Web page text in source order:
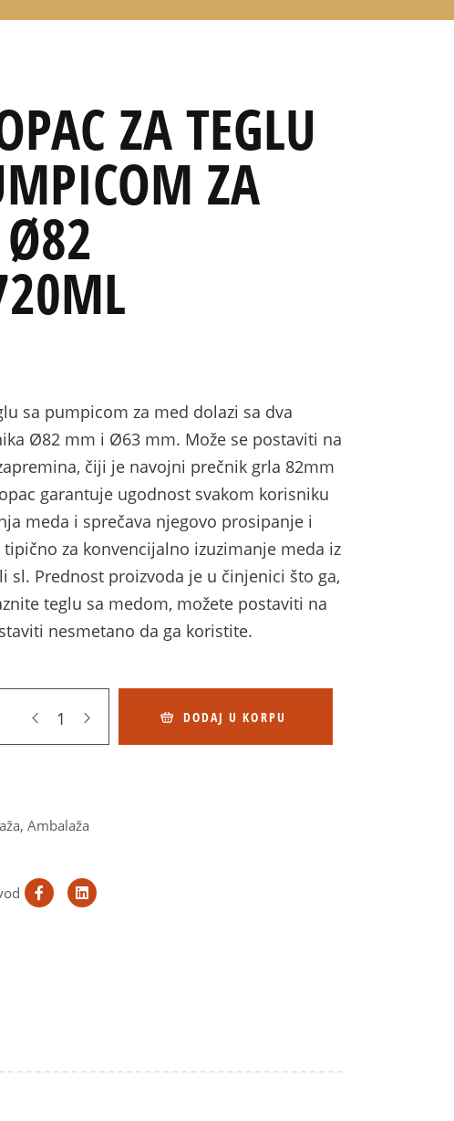
ZA TEGLU
ZA
sa pumpicom za med dolazi sa dva
Ø82 mm i Ø63 mm. Može se postaviti na
čiji je navojni prečnik grla 82mm
garantuje ugodnost svakom korisniku
meda i sprečava njegovo prosipanje i
za konvencijalno izuzimanje meda iz
sl. Prednost proizvoda je u činjenici što ga,
teglu sa medom, možete postaviti na
nesmetano da ga koristite.
DODAJ U KORPU
, Ambalaža